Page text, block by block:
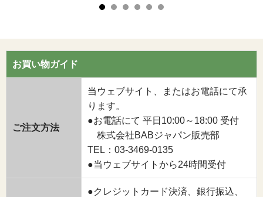
お買い物ガイド
ご注文方法
当ウェブサイト、またはお電話にて承
ります。
●お電話にて 平日10:00～18:00 受付
株式会社BABジャパン販売部
TEL：03-3469-0135
●当ウェブサイトから24時間受付
●クレジットカード決済、銀行振込、